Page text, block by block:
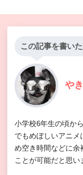
この記事を書い
や
小学校6年生の頃か
でもめぼしいアニメ
め空き時間などに余
ことが可能だと思い